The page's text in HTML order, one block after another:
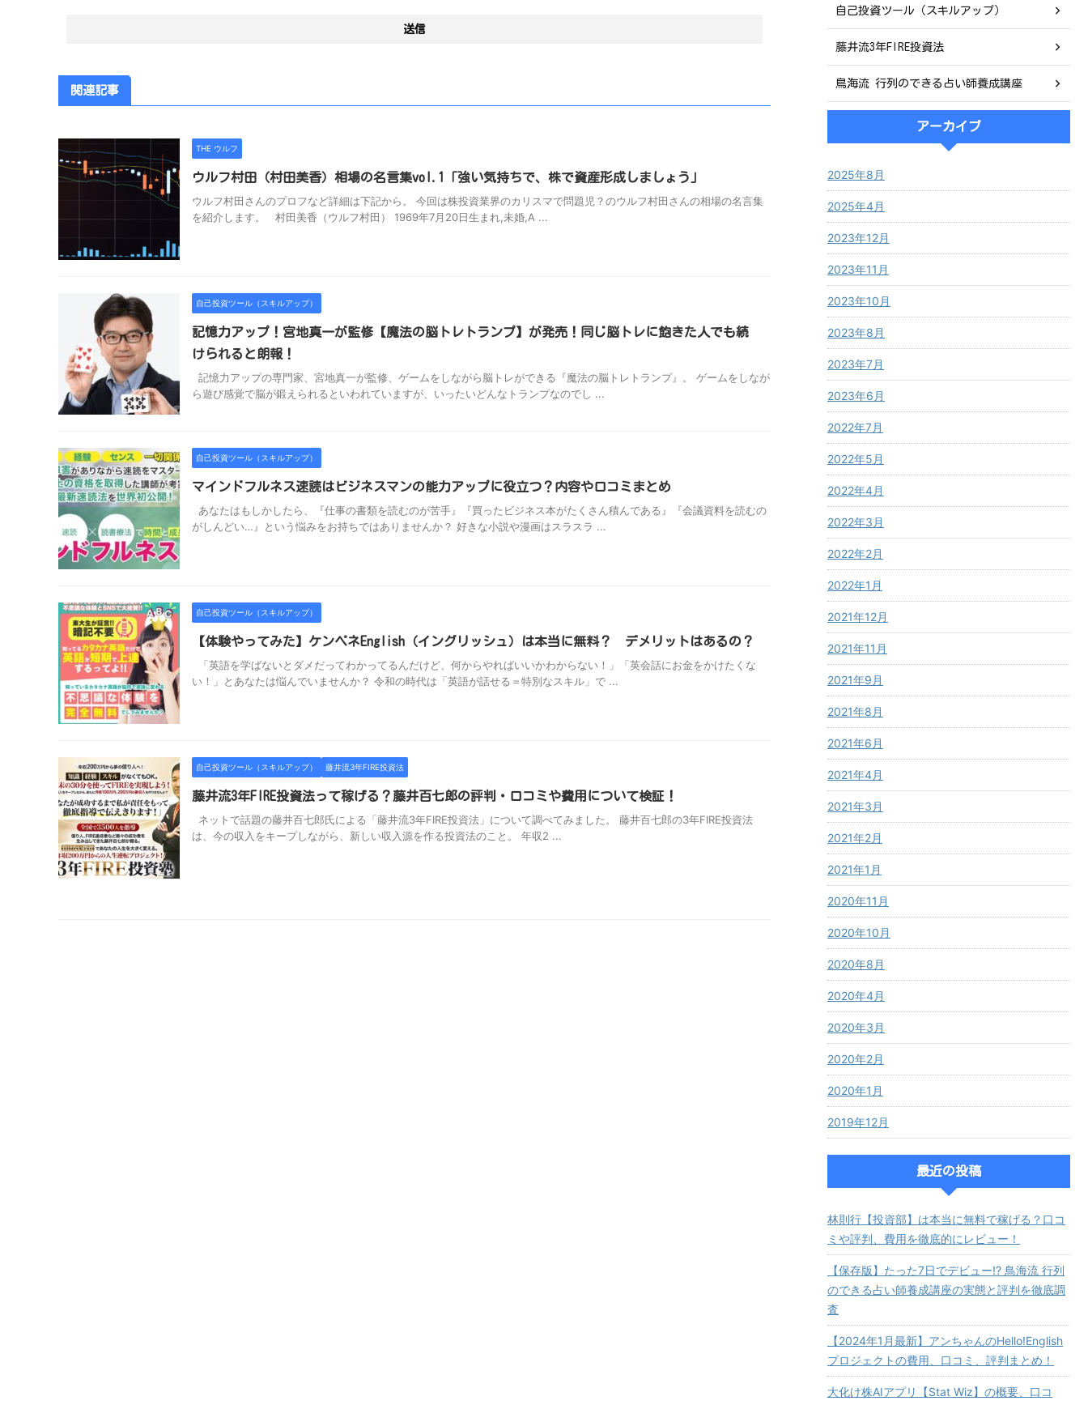
関連記事
THE ウルフ
ウルフ村田（村田美香）相場の名言集vol.1「強い気持ちで、株で資産形成しましょう」
ウルフ村田さんのプロフなど詳細は下記から。 今回は株投資業界のカリスマで問題児？のウルフ村田さんの相場の名言集
を紹介します。 村田美香（ウルフ村田） 1969年7月20日生まれ,未婚,A ...
自己投資ツール（スキルアップ）
記憶力アップ！宮地真一が監修【魔法の脳トレトランプ】が発売！同じ脳トレに飽きた人でも続
けられると朗報！
記憶力アップの専門家、宮地真一が監修、ゲームをしながら脳トレができる『魔法の脳トレトランプ』。 ゲームをしなが
ら遊び感覚で脳が鍛えられるといわれていますが、いったいどんなトランプなのでし ...
自己投資ツール（スキルアップ）
マインドフルネス速読はビジネスマンの能力アップに役立つ？内容や口コミまとめ
あなたはもしかしたら、『仕事の書類を読むのが苦手』『買ったビジネス本がたくさん積んである』『会議資料を読むの
がしんどい…』という悩みをお持ちではありませんか？ 好きな小説や漫画はスラスラ ...
自己投資ツール（スキルアップ）
【体験やってみた】ケンペネEnglish（イングリッシュ）は本当に無料？ デメリットはあるの？
「英語を学ばないとダメだってわかってるんだけど、何からやればいいかわからない！」「英会話にお金をかけたくな
い！」とあなたは悩んでいませんか？ 令和の時代は「英語が話せる＝特別なスキル」で ...
自己投資ツール（スキルアップ） 藤井流3年FIRE投資法
藤井流3年FIRE投資法って稼げる？藤井百七郎の評判・口コミや費用について検証！
ネットで話題の藤井百七郎氏による「藤井流3年FIRE投資法」について調べてみました。 藤井百七郎の3年FIRE投資法
は、今の収入をキープしながら、新しい収入源を作る投資法のこと。 年収2 ...
自己投資ツール（スキルアップ）
藤井流3年FIRE投資法
鳥海流 行列のできる占い師養成講座
アーカイブ
2025年8月
2025年4月
2023年12月
2023年11月
2023年10月
2023年8月
2023年7月
2023年6月
2022年7月
2022年5月
2022年4月
2022年3月
2022年2月
2022年1月
2021年12月
2021年11月
2021年9月
2021年8月
2021年6月
2021年4月
2021年3月
2021年2月
2021年1月
2020年11月
2020年10月
2020年8月
2020年4月
2020年3月
2020年2月
2020年1月
2019年12月
最近の投稿
林則行【投資部】は本当に無料で稼げる？口コ
ミや評判、費用を徹底的にレビュー！
【保存版】たった7日でデビュー!? 鳥海流 行列
のできる占い師養成講座の実態と評判を徹底調
査
【2024年1月最新】アンちゃんのHello!English
プロジェクトの費用、口コミ、評判まとめ！
大化け株AIアプリ【Stat Wiz】の概要、口コ